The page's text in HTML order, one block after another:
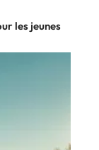
les jeunes